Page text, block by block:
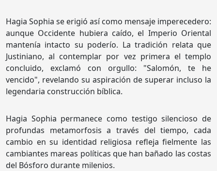
Hagia Sophia se erigió así como mensaje imperecedero:
aunque Occidente hubiera caído, el Imperio Oriental
mantenía intacto su poderío. La tradición relata que
Justiniano, al contemplar por vez primera el templo
concluido, exclamó con orgullo: "Salomón, te he
vencido", revelando su aspiración de superar incluso la
legendaria construcción bíblica.
Hagia Sophia permanece como testigo silencioso de
profundas metamorfosis a través del tiempo, cada
cambio en su identidad religiosa refleja fielmente las
cambiantes mareas políticas que han bañado las costas
del Bósforo durante milenios.